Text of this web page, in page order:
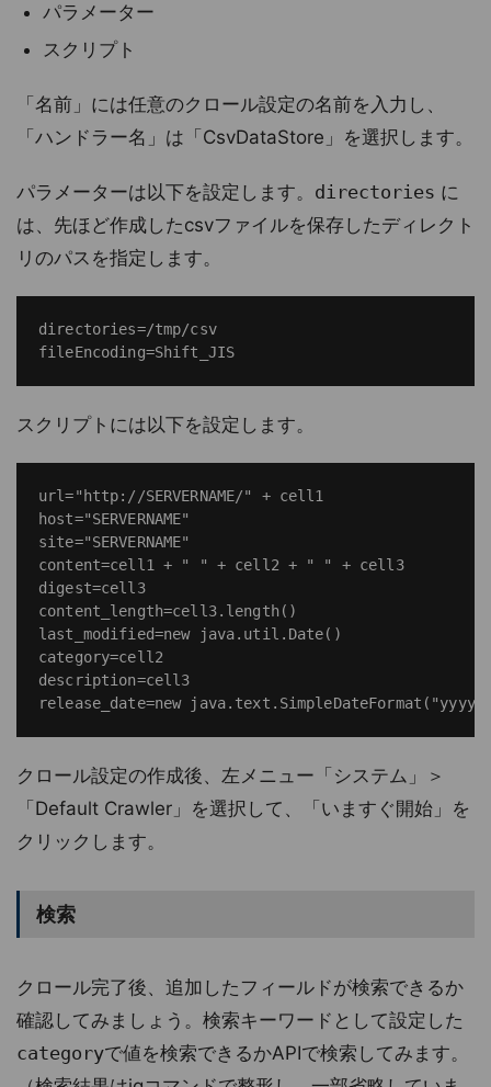
パラメーター
スクリプト
「名前」には任意のクロール設定の名前を入力し、
「ハンドラー名」は「CsvDataStore」を選択します。
パラメーターは以下を設定します。 directories に
は、先ほど作成したcsvファイルを保存したディレクト
リのパスを指定します。
directories=/tmp/csv
スクリプトには以下を設定します。
url="http://SERVERNAME/" + cell1
host="SERVERNAME"
site="SERVERNAME"
content=cell1 + " " + cell2 + " " + cell3
digest=cell3
content_length=cell3.length()
last_modified=new java.util.Date()
category=cell2
description=cell3
クロール設定の作成後、左メニュー「システム」＞
「Default Crawler」を選択して、「いますぐ開始」を
クリックします。
検索
クロール完了後、追加したフィールドが検索できるか
確認してみましょう。検索キーワードとして設定した
categoryで値を検索できるかAPIで検索してみます。